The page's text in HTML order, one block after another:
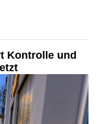
Kontrolle und